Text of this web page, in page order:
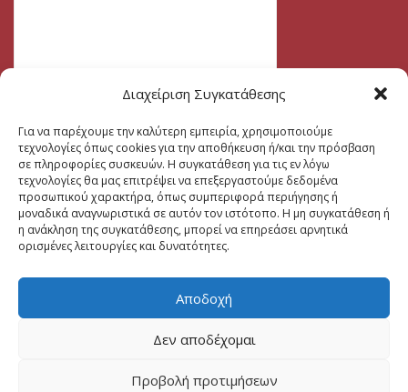
Διαχείριση Συγκατάθεσης
Για να παρέχουμε την καλύτερη εμπειρία, χρησιμοποιούμε
τεχνολογίες όπως cookies για την αποθήκευση ή/και την πρόσβαση
σε πληροφορίες συσκευών. Η συγκατάθεση για τις εν λόγω
τεχνολογίες θα μας επιτρέψει να επεξεργαστούμε δεδομένα
προσωπικού χαρακτήρα, όπως συμπεριφορά περιήγησης ή
μοναδικά αναγνωριστικά σε αυτόν τον ιστότοπο. Η μη συγκατάθεση ή
η ανάκληση της συγκατάθεσης, μπορεί να επηρεάσει αρνητικά
ορισμένες λειτουργίες και δυνατότητες.
Αποδοχή
Δεν αποδέχομαι
Προβολή προτιμήσεων